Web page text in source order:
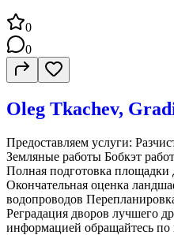
0
0
Oleg Tkachev,
Предоставляем услуги:
Земляные работы Бобкэт
Полная подготовка площадки
Окончательная оценка
водопроводов
Реградация дворов лучшего
информацией обращайтесь по